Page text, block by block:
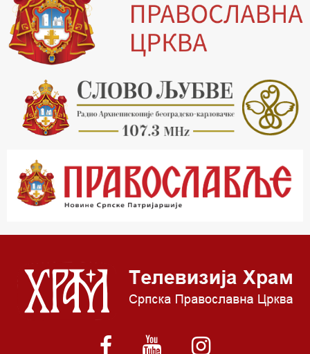
20.00 Вести из Цркве
20.15 Реч архијереја
20.30 Хроника Архиепископије
21.03 Врлинослов
22.03 Црквена предавања и трибине
23.00 Питања и одговори
00.03 Црквена предавања и трибине
01.03 Живе речи - подкаст
*најважније вести емитујемо на сваки пун сат